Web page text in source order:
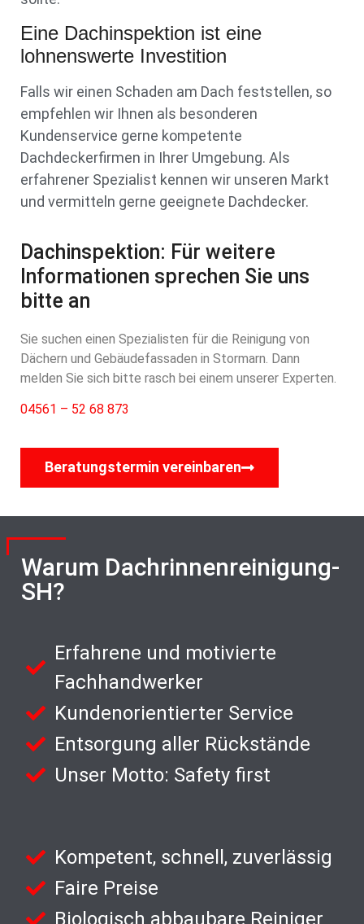
Eine Dachinspektion ist eine
lohnenswerte Investition
Falls wir einen Schaden am Dach feststellen, so
empfehlen wir Ihnen als besonderen
Kundenservice gerne kompetente
Dachdeckerfirmen in Ihrer Umgebung. Als
erfahrener Spezialist kennen wir unseren Markt
und vermitteln gerne geeignete Dachdecker.
Dachinspektion: Für weitere
Informationen sprechen Sie uns
bitte an
Sie suchen einen Spezialisten für die Reinigung von
Dächern und Gebäudefassaden in Stormarn. Dann
melden Sie sich bitte rasch bei einem unserer Experten.
04561 – 52 68 873
Beratungstermin vereinbaren
Warum Dachrinnenreinigung-
SH?
Erfahrene und motivierte
Fachhandwerker
Kundenorientierter Service
Entsorgung aller Rückstände
Unser Motto: Safety first
Kompetent, schnell, zuverlässig
Faire Preise
Biologisch abbaubare Reiniger